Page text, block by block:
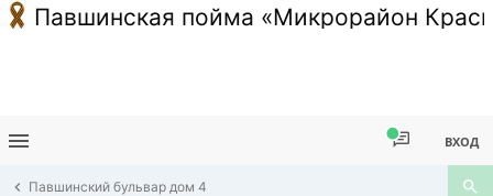
Павшинская пойма «Микрорайон
ВХОД
Павшинский бульвар дом 4